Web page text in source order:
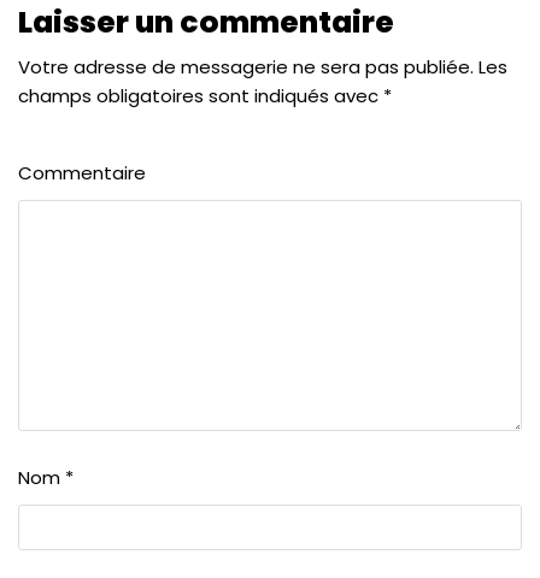
Laisser un commentaire
Votre adresse de messagerie ne sera pas publiée. Les
champs obligatoires sont indiqués avec *
Commentaire
Nom *